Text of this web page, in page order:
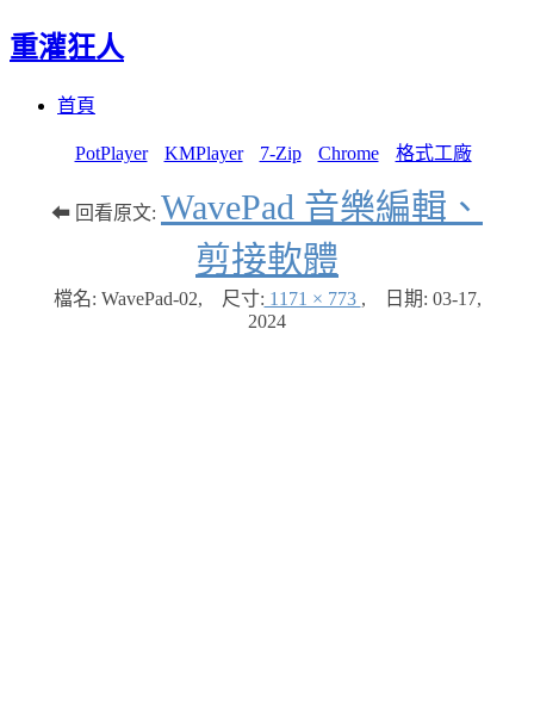
重灌狂人
首頁
PotPlayer KMPlayer 7-Zip Chrome 格式工廠
⬅ 回看原文: WavePad 音樂編輯、
剪接軟體
檔名: WavePad-02, 尺寸: 1171 × 773 , 日期: 03-17,
2024